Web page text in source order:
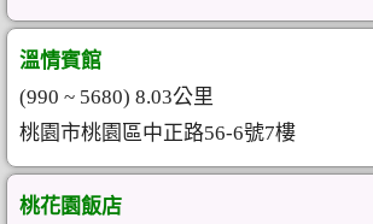
溫情賓館
(990 ~ 5680) 8.03公里
桃園市桃園區中正路56-6號7樓
桃花園飯店